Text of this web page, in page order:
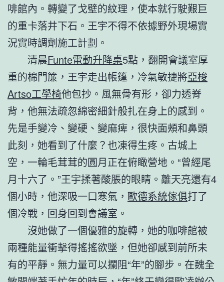
啡館內。轉變了戈壁的紋理，使本就行駛艱巨
的重卡落井下石。王宇不得不依據野外現場實
況實時調劑施工計劃。
清晨Funte電動升降桌5點，翻開會議室厚
重的棉門簾，王宇走出帳篷，冷氣敏捷將亞梭
Artso工學椅他包抄。風無骨有形，卻力透脊
背，他無法疏忽綿密細針般扎在身上的感到。
先是手變冷、變硬、變麻痺，很快面頰和鼻頭
此刻，她看到了什麼？也凍得生疼。古城上
空，一輪毛茸茸的圓月正在俯瞰營地。“曾經尾
月十六了。”王宇揉著酸脹的眼睛。離天亮還有4
個小時，他深吸一口寒氣， 歐德系統傢俱打了
個冷戰，回身回到會議室。
沒她做了一個優雅的旋轉，她的咖啡館被
兩種能量衝擊得搖搖欲墜，但她卻感到前所未
有的平靜。無力量可以攔阻“年”的腳步。在魏全